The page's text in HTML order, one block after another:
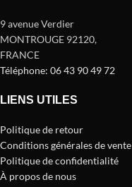
9 avenue Verdier
MONTROUGE 92120,
FRANCE
Téléphone: 06 43 90 49 72
LIENS UTILES
Politique de retour
Conditions générales de vente
Politique de confidentialité
À propos de nous